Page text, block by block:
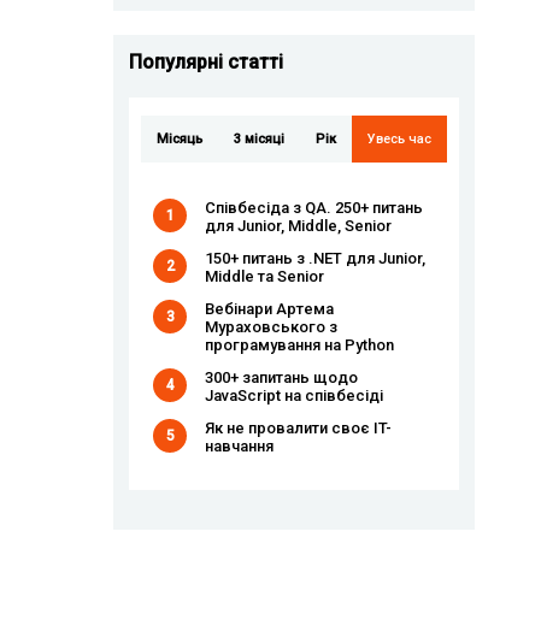
Популярні статті
Місяць 3 місяці Рік Увесь час
1
Співбесіда з QA. 250+ питань
для Junior, Middle, Senior
2
150+ питань з .NET для Junior,
Middle та Senior
3
Вебінари Артема
Мураховського з
програмування на Python
4
300+ запитань щодо
JavaScript на співбесіді
5
Як не провалити своє IT-
навчання